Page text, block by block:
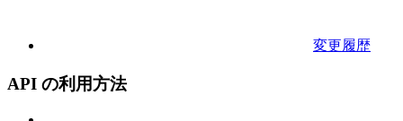
変更履歴
API の利用方法